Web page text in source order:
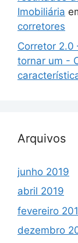
Imobiliária
corretores
Corretor 2.0
tornar um -
Arquivos
junho 2019
abril 2019
fevereiro
dezembro